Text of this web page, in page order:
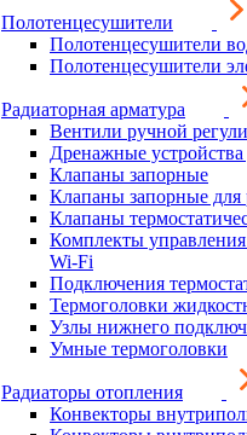
Полотенцесушители
Полотенцесушители
Полотенцесушители
Радиаторная арматура
Вентили ручной
Дренажные устройства
Клапаны запорные
Клапаны запорные для
Клапаны
Комплекты
Wi-Fi
Подключения
Термоголовки
Узлы нижнего
Умные термоголовки
Радиаторы отопления
Конвекторы